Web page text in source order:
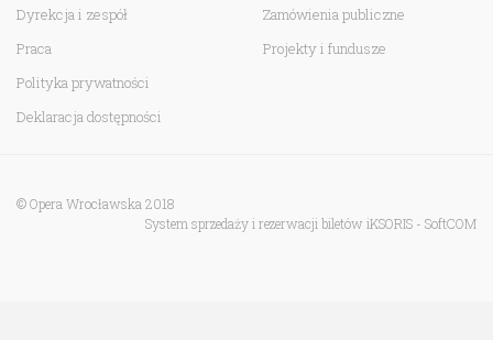
Dyrekcja i zespół
Praca
Polityka prywatności
Deklaracja dostępności
Zamówienia publiczne
Projekty i fundusze
© Opera Wrocławska 2018
System sprzedaży i rezerwacji biletów iKSORIS - SoftCOM